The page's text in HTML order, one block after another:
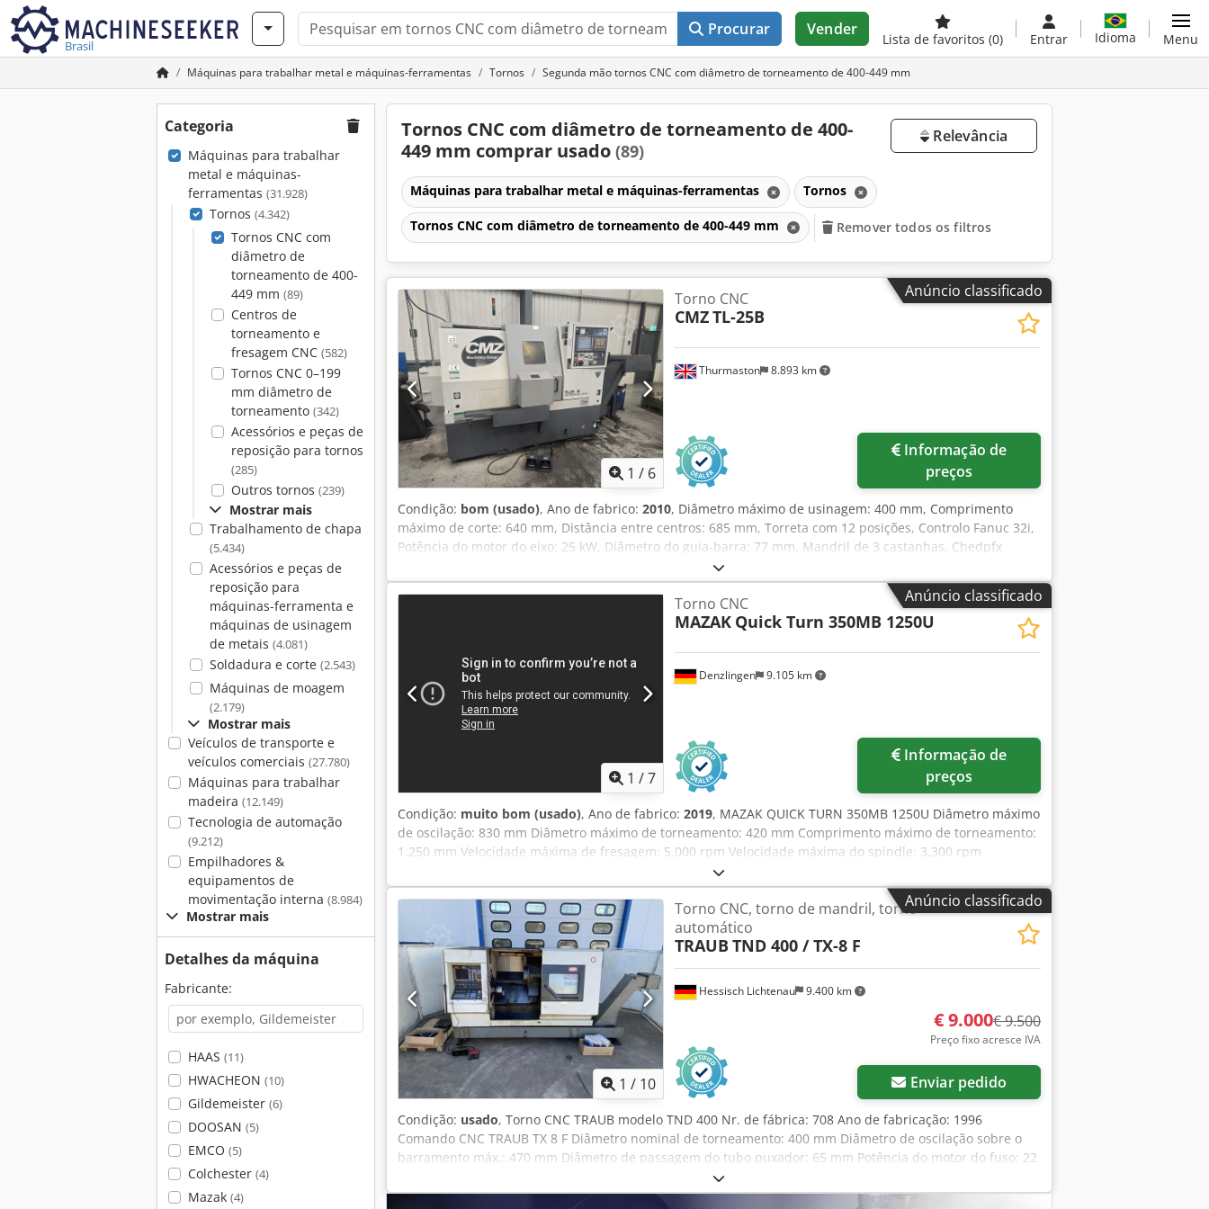
Brasil
Procurar Vender
Lista de favoritos (0) Entrar Idioma Menu
Máquinas para trabalhar metal e máquinas-ferramentas Tornos Segunda mão tornos CNC com diâmetro de torneamento de 400-449 mm
Categoria
Máquinas para trabalhar
metal e máquinas-
ferramentas (31.928)
Tornos (4.342)
Tornos CNC com
diâmetro de
torneamento de 400-
449 mm (89)
Centros de
torneamento e
fresagem CNC (582)
Tornos CNC 0–199
mm diâmetro de
torneamento (342)
Acessórios e peças de
reposição para tornos
(285)
Outros tornos (239)
Mostrar mais
Trabalhamento de chapa
(5.434)
Acessórios e peças de
reposição para
máquinas-ferramenta e
máquinas de usinagem
de metais (4.081)
Soldadura e corte (2.543)
Máquinas de moagem
(2.179)
Mostrar mais
Veículos de transporte e
veículos comerciais (27.780)
Máquinas para trabalhar
madeira (12.149)
Tecnologia de automação
(9.212)
Empilhadores &
equipamentos de
movimentação interna (8.984)
Mostrar mais
Detalhes da máquina
Fabricante:
HAAS (11)
HWACHEON (10)
Gildemeister (6)
DOOSAN (5)
EMCO (5)
Colchester (4)
Mazak (4)
Tornos CNC com diâmetro de torneamento de 400-
449 mm comprar usado (89)
Relevância
Máquinas para trabalhar metal e máquinas-ferramentas Tornos
Tornos CNC com diâmetro de torneamento de 400-449 mm Remover todos os filtros
Anúncio classificado
1 / 6
Thurmaston 8.893 km
Torno CNC
CMZTL-25B
preços
Condição: bom (usado), Ano de fabrico: 2010, Diâmetro máximo de usinagem: 400 mm, Comprimento
máximo de corte: 640 mm, Distância entre centros: 685 mm, Torreta com 12 posições, Controlo Fanuc 32i,
Potência do motor do eixo: 25 kW, Diâmetro do guia-barra: 77 mm, Mandril de 3 castanhas, Chedpfx
Afjzqr N Ao Aea Transportador de aparas, Dispositivo de ajuste de ferramentas, Refrigerante.
Anúncio classificado
1 /7
Denzlingen 9.105 km
Torno CNC
MAZAK Quick Turn 350MB 1250U
preços
Condição: muito bom (usado), Ano de fabrico: 2019, MAZAK QUICK TURN 350MB 1250U Diâmetro máximo
de oscilação: 830 mm Diâmetro máximo de torneamento: 420 mm Comprimento máximo de torneamento:
1.250 mm Velocidade máxima de fresagem: 5.000 rpm Velocidade máxima do spindle: 3.300 rpm
Chsdpfxjy Igz Do Af Asa A máquina está equipada com: - Comando CNC Mazatrol SmoothG - Castanha de
três garras SMW KNCS 400, diâmetro 400 mm - Tool Eye - Eixo C - Luneta CNC - bomba de refrigeração
reforçada - transportador de cavacos - 8 suportes de ferramentas fixos - 2 suportes de ferramentas
Anúncio classificado
1 / 10
Hessisch Lichtenau 9.400 km
Torno CNC, torno de mandril, torno
automático
TRAUB TND 400 / TX-8 F
€ 9.000€ 9.500
Preço fixo acresce IVA
Enviar pedido
Condição: usado, Torno CNC TRAUB modelo TND 400 Nr. de fábrica: 708 Ano de fabricação: 1996
Comando CNC TRAUB TX 8 F Diâmetro nominal de torneamento: 400 mm Diâmetro de oscilação sobre o
barramento máx.: 470 mm Diâmetro de passagem do tubo puxador: 65 mm Potência do motor do fuso: 22
kW Consumo total de potência: 35 kW Conexão elétrica: 380 V, 50 Hz - Volante eletrônico - Interface de
dados RS 232 - Torre portaferramentas em disco com 12 posições VDI 40 - Inclui 8 suportes de ferramenta